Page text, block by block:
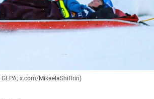
GmbH & Co KG 2026
GEPA; x.com/MikaelaShiffrin)